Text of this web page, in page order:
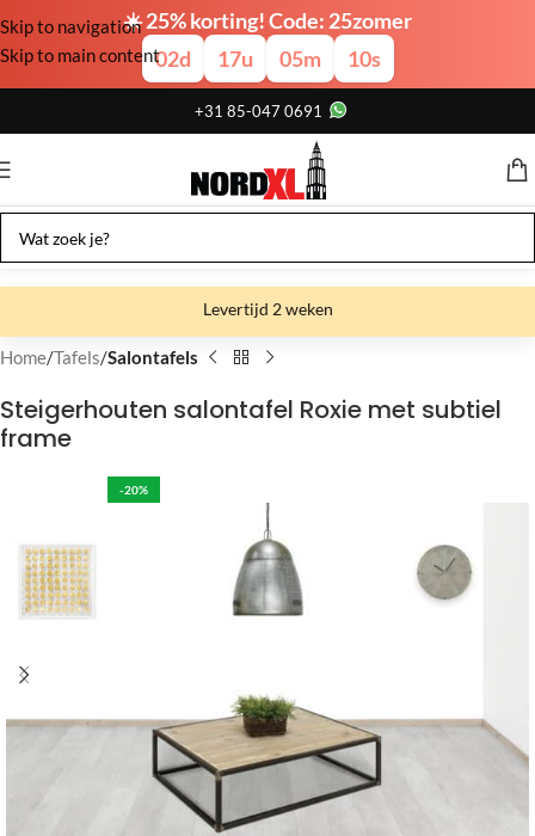
☀️ 25% korting! Code: 25zomer
02d 17u 05m 10s
Skip to navigation
Skip to main content
+31 85-047 0691
Levertijd 2 weken
Gratis verzending
Gratis afhalen
Home Tafels Salontafels
Steigerhouten salontafel Roxie met subtiel
frame
-20%